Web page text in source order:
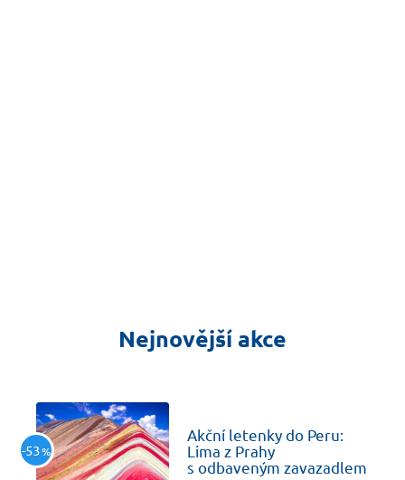
Nejnovější akce
-53%
Akční letenky do Peru:
Lima z Prahy
s odbaveným zavazadlem